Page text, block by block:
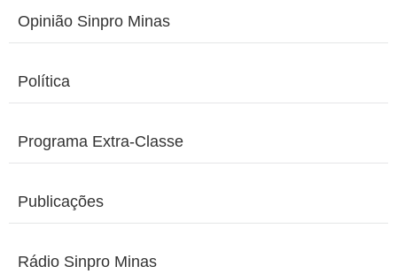
Opinião Sinpro Minas
Política
Programa Extra-Classe
Publicações
Rádio Sinpro Minas